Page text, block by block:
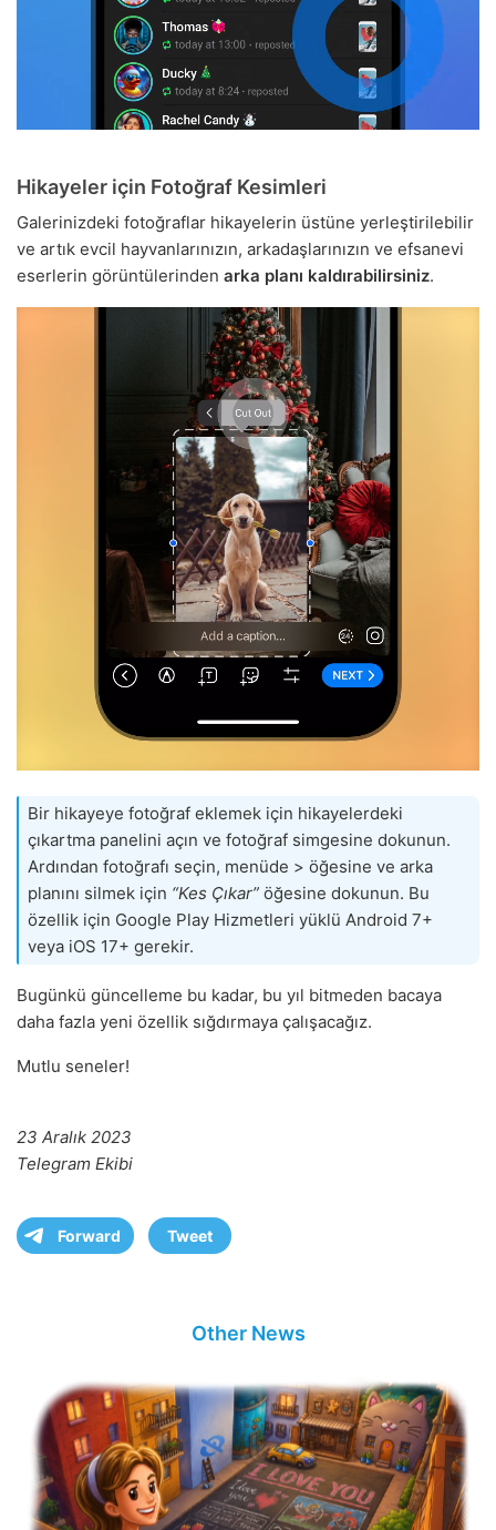
Hikayeler için Fotoğraf Kesimleri
Galerinizdeki fotoğraflar hikayelerin üstüne yerleştirilebilir
ve artık evcil hayvanlarınızın, arkadaşlarınızın ve efsanevi
eserlerin görüntülerinden arka planı kaldırabilirsiniz.
Bir hikayeye fotoğraf eklemek için hikayelerdeki
çıkartma panelini açın ve fotoğraf simgesine dokunun.
Ardından fotoğrafı seçin, menüde > öğesine ve arka
planını silmek için “Kes Çıkar” öğesine dokunun. Bu
özellik için Google Play Hizmetleri yüklü Android 7+
veya iOS 17+ gerekir.
Bugünkü güncelleme bu kadar, bu yıl bitmeden bacaya
daha fazla yeni özellik sığdırmaya çalışacağız.
Mutlu seneler!
23 Aralık 2023
Telegram Ekibi
Forward Tweet
Other News